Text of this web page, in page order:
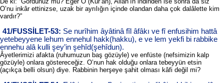
O’nu inkâr ettinizse, uzak bir ayrılığın içinde olandan daha çok dalâlette kim
vardır?”
41/FUSSİLET-53: Se nurîhim âyâtinâ fîl âfâkı ve fî enfusihim hattâ
yetebeyyene lehum ennehul hakk(hakku), e ve lem yekfi bi rabbike
ennehu alâ kulli şey’in şehîd(şehîdun).
Âyetlerimizi afakta (ruhumuzun baş gözüyle) ve enfüste (nefsimizin kalp
gözüyle) onlara göstereceğiz. O’nun hak olduğu onlara tebeyyün etsin
(açıkça belli olsun) diye. Rabbinin herşeye şahit olması kâfi değil mi?